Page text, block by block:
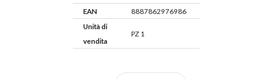
EAN
8887862976986
Unità di
vendita
PZ 1